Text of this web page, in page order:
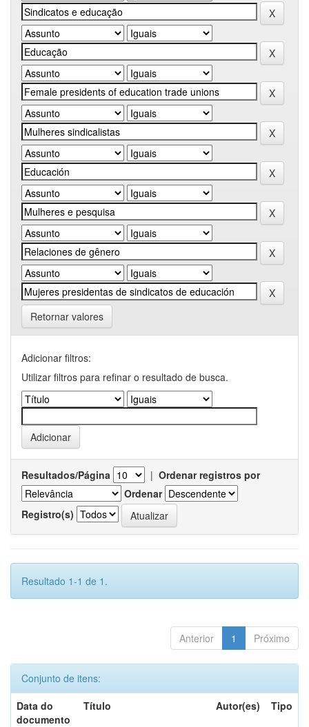
Retornar valores
Adicionar filtros:
Utilizar filtros para refinar o resultado de busca.
Resultados/Página | Ordenar registros por
Ordenar
Registro(s)
Resultado 1-1 de 1.
Anterior 1 Próximo
Conjunto de itens:
Data do
documento
Título Autor(es) Tipo